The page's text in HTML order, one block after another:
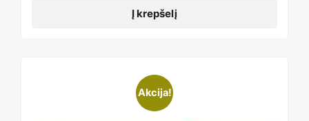
Į krepšelį
Akcija!